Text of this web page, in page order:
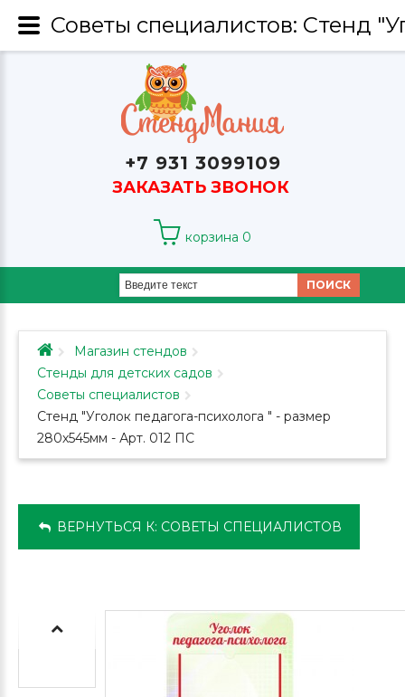
+7 931 3099109
ЗАКАЗАТЬ ЗВОНОК
корзина 0
ПОИСК
Магазин стендов
Стенды для детских садов
Советы специалистов
Стенд "Уголок педагога-психолога " - размер
280х545мм - Арт. 012 ПС
ВЕРНУТЬСЯ К: СОВЕТЫ СПЕЦИАЛИСТОВ